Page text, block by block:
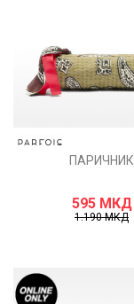
ПАРИЧНИК
595 МКД
1.190МКД